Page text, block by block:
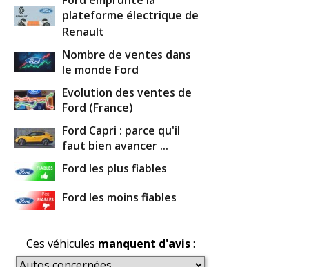
plateforme électrique de
Renault
Nombre de ventes dans
le monde Ford
Evolution des ventes de
Ford (France)
Ford Capri : parce qu'il
faut bien avancer ...
Ford les plus fiables
Ford les moins fiables
Ces véhicules manquent d'avis: